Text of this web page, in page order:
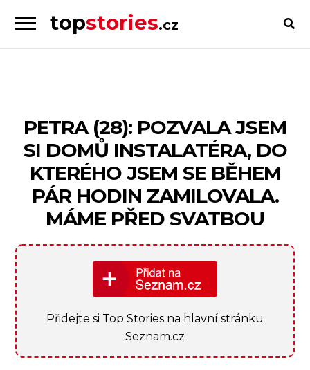
Skip
to
Skip
to
topstories.cz
lidi
PETRA (28): POZVALA JSEM
SI DOMŮ INSTALATÉRA, DO
KTERÉHO JSEM SE BĚHEM
PÁR HODIN ZAMILOVALA.
MÁME PŘED SVATBOU
Přidejte si Top Stories na hlavní stránku
Seznam.cz